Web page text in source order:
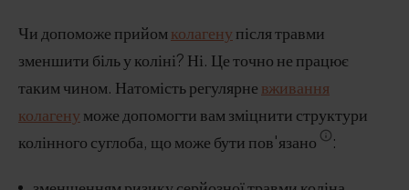
Чи допоможе прийомколагену після травми
зменшити біль у коліні? Ні. Це точно не працює
таким чином. Натомість регулярне вживання
колагену може допомогти вам зміцнити структури
колінного суглоба, що може бути пов'язано
: